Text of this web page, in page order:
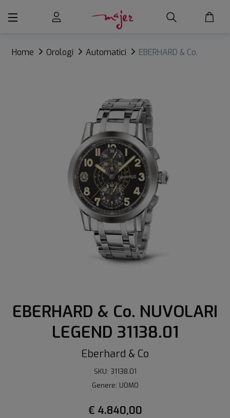
Home Orologi Automatici
EBERHARD & Co.
EBERHARD & Co. NUVOLARI
LEGEND 31138.01
Eberhard & Co
SKU: 31138.01
Genere: UOMO
€ 4.840,00